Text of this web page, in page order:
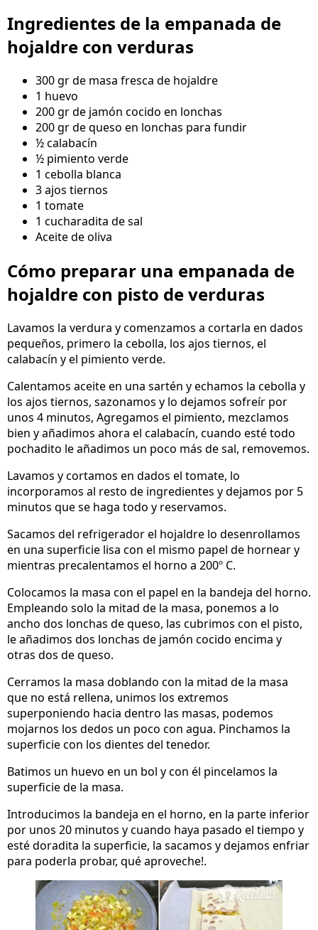
Ingredientes de la empanada de
hojaldre con verduras
300 gr de masa fresca de hojaldre
1 huevo
200 gr de jamón cocido en lonchas
200 gr de queso en lonchas para fundir
½ calabacín
½ pimiento verde
1 cebolla blanca
3 ajos tiernos
1 tomate
1 cucharadita de sal
Aceite de oliva
Cómo preparar una empanada de
hojaldre con pisto de verduras
Lavamos la verdura y comenzamos a cortarla en dados
pequeños, primero la cebolla, los ajos tiernos, el
calabacín y el pimiento verde.
Calentamos aceite en una sartén y echamos la cebolla y
los ajos tiernos, sazonamos y lo dejamos sofreír por
unos 4 minutos, Agregamos el pimiento, mezclamos
bien y añadimos ahora el calabacín, cuando esté todo
pochadito le añadimos un poco más de sal, removemos.
Lavamos y cortamos en dados el tomate, lo
incorporamos al resto de ingredientes y dejamos por 5
minutos que se haga todo y reservamos.
Sacamos del refrigerador el hojaldre lo desenrollamos
en una superficie lisa con el mismo papel de hornear y
mientras precalentamos el horno a 200º C.
Colocamos la masa con el papel en la bandeja del horno.
Empleando solo la mitad de la masa, ponemos a lo
ancho dos lonchas de queso, las cubrimos con el pisto,
le añadimos dos lonchas de jamón cocido encima y
otras dos de queso.
Cerramos la masa doblando con la mitad de la masa
que no está rellena, unimos los extremos
superponiendo hacia dentro las masas, podemos
mojarnos los dedos un poco con agua. Pinchamos la
superficie con los dientes del tenedor.
Batimos un huevo en un bol y con él pincelamos la
superficie de la masa.
Introducimos la bandeja en el horno, en la parte inferior
por unos 20 minutos y cuando haya pasado el tiempo y
esté doradita la superficie, la sacamos y dejamos enfriar
para poderla probar, qué aproveche!.